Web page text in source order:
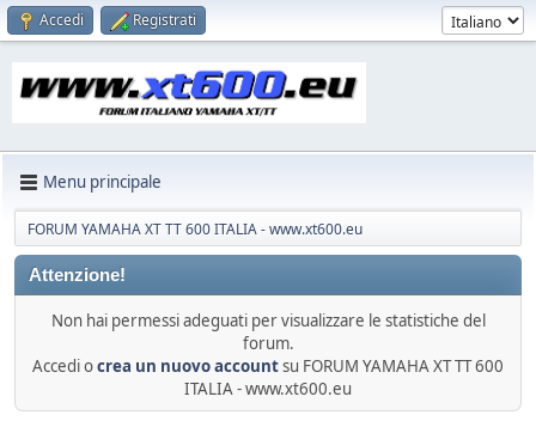
Accedi Registrati
Menu principale
FORUM YAMAHA XT TT 600 ITALIA - www.xt600.eu
Attenzione!
Non hai permessi adeguati per visualizzare le statistiche del
forum.
Accedi ocrea un nuovo accountsu FORUM YAMAHA XT TT 600
ITALIA - www.xt600.eu